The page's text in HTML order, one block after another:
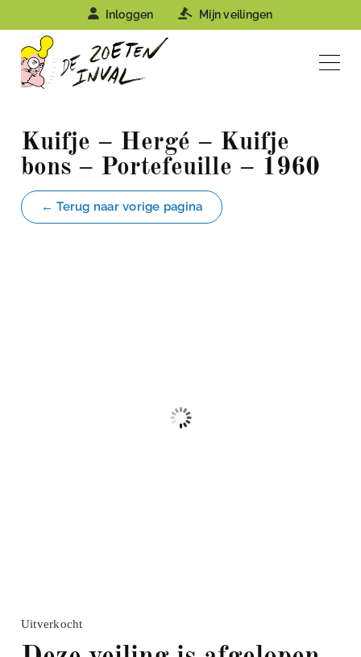
Inloggen Mijn veilingen
Kuifje – Hergé – Kuifje
bons – Portefeuille – 1960
← Terug naar vorige pagina
Uitverkocht